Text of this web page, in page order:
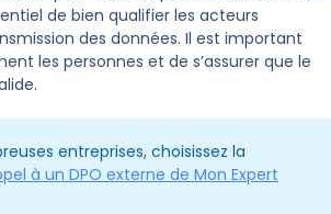
de bien qualifier les acteurs
des données. Il est important
les personnes et de s’assurer que le
entreprises, choisissez la
à un DPO externe de Mon Expert